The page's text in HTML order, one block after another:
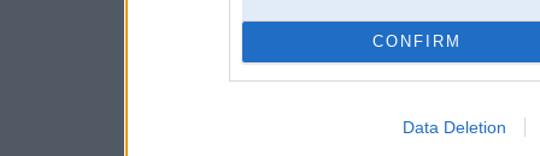
CONFIRM
Data Deletion